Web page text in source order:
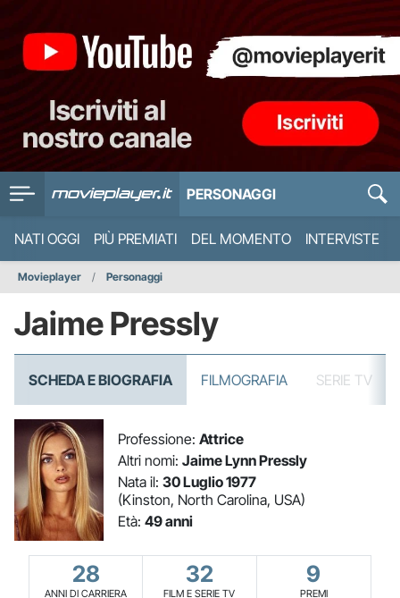
PERSONAGGI
NATI OGGI PIÙ PREMIATI DEL MOMENTO INTERVISTE
Movieplayer Personaggi
Jaime Pressly
SCHEDA E BIOGRAFIA FILMOGRAFIA SERIE TV
Professione: Attrice
Altri nomi: Jaime Lynn Pressly
Nata il: 30 Luglio 1977
(Kinston, North Carolina, USA)
Età: 49 anni
28
ANNI DI CARRIERA
32
FILM E SERIE TV
9
PREMI